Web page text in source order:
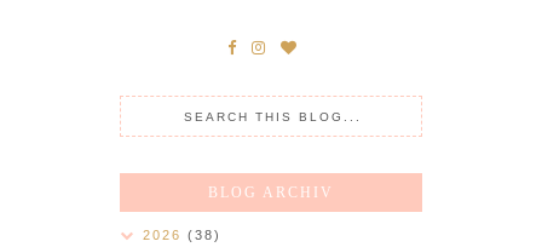
BLOG ARCHIV
2026 (38)